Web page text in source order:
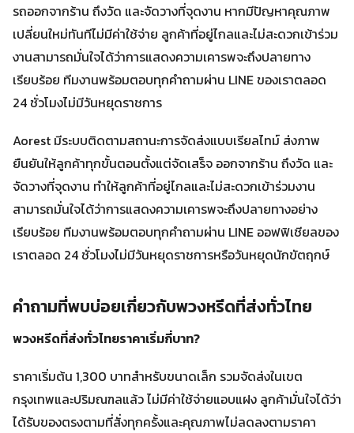
รถออกจากร้าน ถึงวัด และจัดวางที่จุดงาน หากมีปัญหาคุณภาพ
เปลี่ยนใหม่ทันทีไม่มีค่าใช้จ่าย ลูกค้าที่อยู่ไกลและไม่สะดวกเข้าร่วม
งานสามารถมั่นใจได้ว่าการแสดงความเคารพจะถึงปลายทาง
เรียบร้อย ทีมงานพร้อมตอบทุกคำถามผ่าน LINE ของเราตลอด
24 ชั่วโมงไม่มีวันหยุดราชการ
Aorest มีระบบติดตามสถานะการจัดส่งแบบเรียลไทม์ ส่งภาพ
ยืนยันให้ลูกค้าทุกขั้นตอนตั้งแต่จัดเสร็จ ออกจากร้าน ถึงวัด และ
จัดวางที่จุดงาน ทำให้ลูกค้าที่อยู่ไกลและไม่สะดวกเข้าร่วมงาน
สามารถมั่นใจได้ว่าการแสดงความเคารพจะถึงปลายทางอย่าง
เรียบร้อย ทีมงานพร้อมตอบทุกคำถามผ่าน LINE ออฟฟิเชียลของ
เราตลอด 24 ชั่วโมงไม่มีวันหยุดราชการหรือวันหยุดนักขัตฤกษ์
คำถามที่พบบ่อยเกี่ยวกับพวงหรีดที่ส่งทั่วไทย
พวงหรีดที่ส่งทั่วไทยราคาเริ่มกี่บาท?
ราคาเริ่มต้น 1,300 บาทสำหรับขนาดเล็ก รวมจัดส่งในเขต
กรุงเทพและปริมณฑลแล้ว ไม่มีค่าใช้จ่ายแอบแฝง ลูกค้ามั่นใจได้ว่า
ได้รับของตรงตามที่สั่งทุกครั้งและคุณภาพไม่ลดลงตามราคา